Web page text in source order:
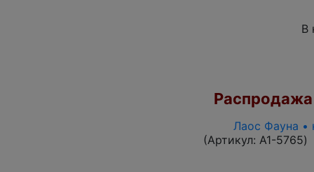
В
Распродажа
Лаос Фауна •
(Артикул: A1-5765)